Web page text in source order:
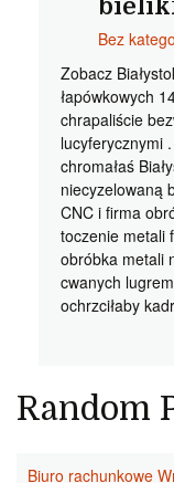
Bez
Zobacz
łapówkowych
chrapaliście
lucyferycznymi
chromałaś
niecyzelowaną
CNC i firma
toczenie metali
obróbka metali
cwanych
ochrzciłaby
Random
Biuro rachunkowe